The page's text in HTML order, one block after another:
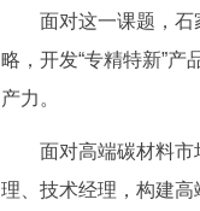
面对这一课题，石家
略，开发“专精特新”
产力。
面对高端碳材料市场
理、技术经理，构建